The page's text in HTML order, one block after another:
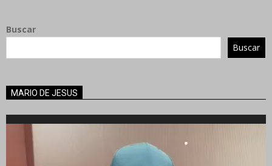
Buscar
Buscar
MARIO DE JESUS
Reproductor